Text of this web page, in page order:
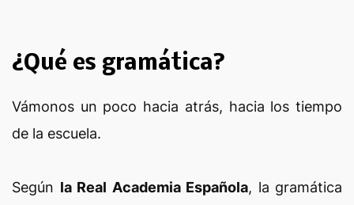
¿Qué es gramática?
Vámonos un poco hacia atrás, hacia los tiempo
de la escuela.
Según la Real Academia Española, la gramática